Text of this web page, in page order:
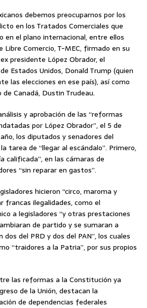
debemos preocuparnos por los
en los Tratados Comerciales que
en el plano internacional, entre ellos
Comercio, T-MEC, firmado en su
presidente López Obrador, el
Estados Unidos, Donald Trump (quien
las elecciones en ese país), así como
Canadá, Dustin Trudeau.
y aprobación de las “reformas
por López Obrador”, el 5 de
los diputados y senadores del
tarea de “llegar al escándalo”. Primero,
calificada”, en las cámaras de
“sin reparar en gastos”.
hicieron “circo, maroma y
francas ilegalidades, como el
a legisladores “y otras prestaciones
de partido y se sumaran a
dos del PRD y dos del PAN”, los cuales
“traidores a la Patria”, por sus propios
las reformas a la Constitución ya
de la Unión, destacan la
de dependencias federales